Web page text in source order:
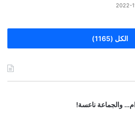
2022-
الكل (1165)
والجماعة ناعسة!